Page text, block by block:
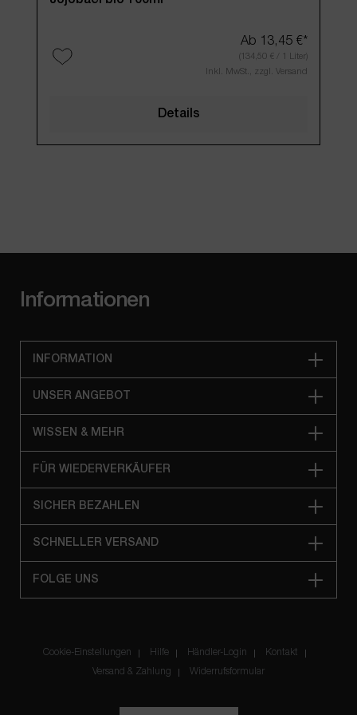
Ab 13,45 €*
(134,50 € / 1 Liter)
Inkl. MwSt., zzgl. Versand
Details
Informationen
INFORMATION
UNSER ANGEBOT
WISSEN & MEHR
FÜR WIEDERVERKÄUFER
SICHER BEZAHLEN
SCHNELLER VERSAND
FOLGE UNS
Cookie-Einstellungen Hilfe Händler-Login Kontakt
Versand & Zahlung Widerrufsformular